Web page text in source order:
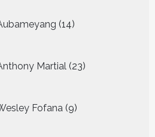
14
producten
Martial 23
producten
Fofana 9
producten